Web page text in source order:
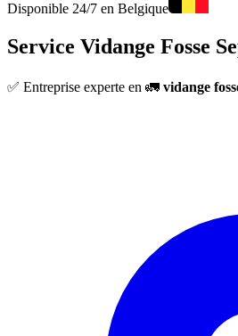
Disponible 24/7 en Belgique
Service Vidange Fosse
✅ Entreprise experte en 🚛 vidange